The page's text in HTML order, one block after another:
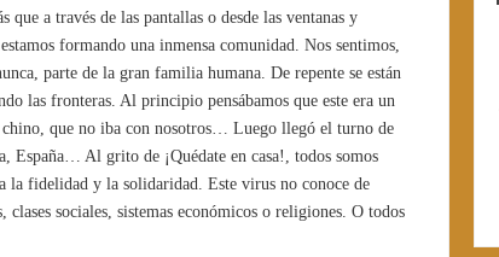
que a través de las pantallas o desde las ventanas y
formando una inmensa comunidad. Nos sentimos,
parte de la gran familia humana. De repente se están
las fronteras. Al principio pensábamos que este era un
que no iba con nosotros… Luego llegó el turno de
España… Al grito de ¡Quédate en casa!, todos somos
la fidelidad y la solidaridad. Este virus no conoce de
clases sociales, sistemas económicos o religiones. O todos